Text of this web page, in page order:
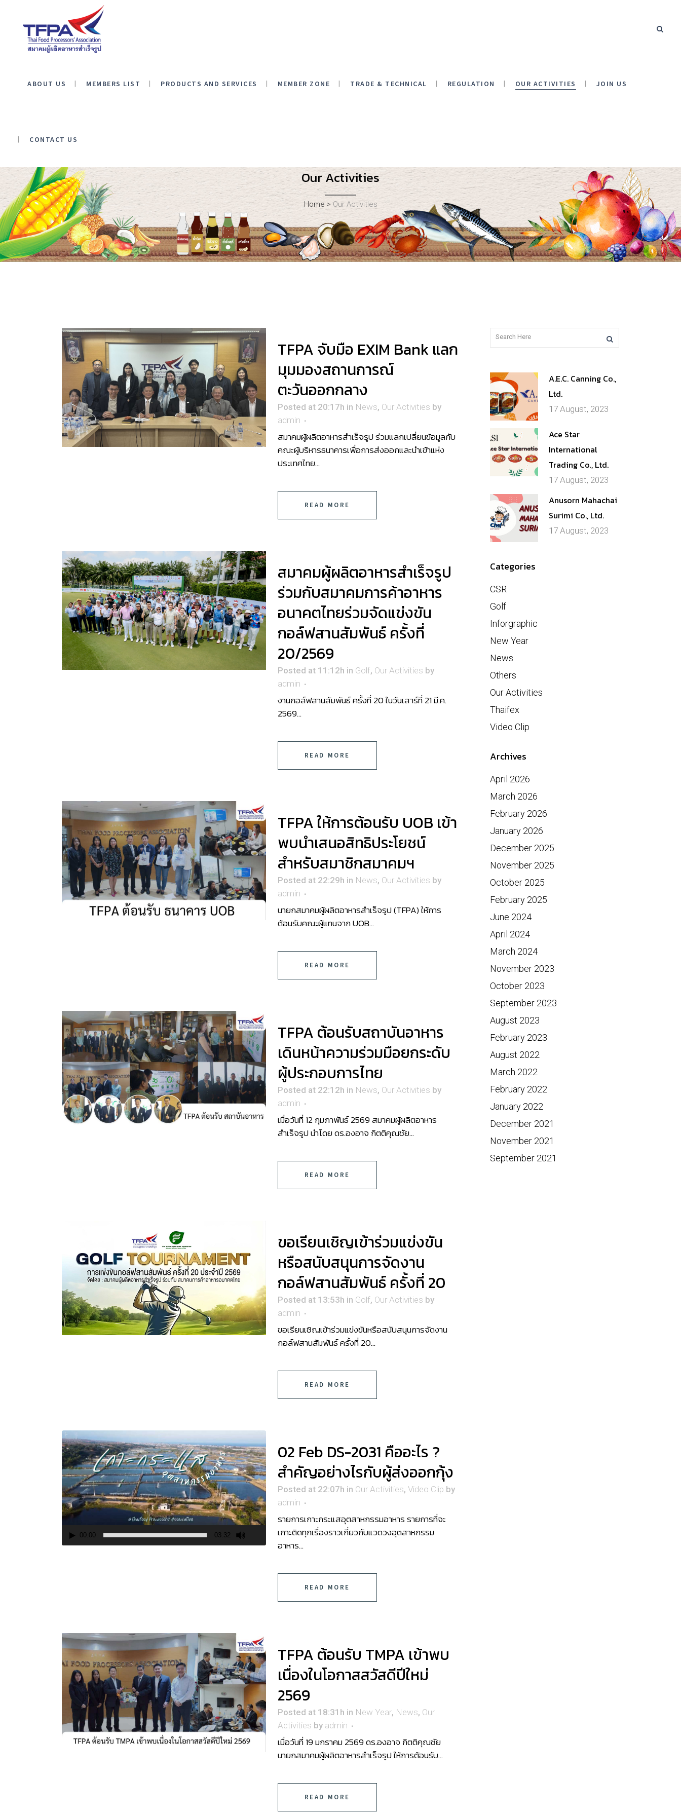
ABOUT US MEMBERS LIST PRODUCTS AND SERVICES MEMBER ZONE TRADE & TECHNICAL REGULATION OUR ACTIVITIES JOIN US
CONTACT US
Our Activities
Home > Our Activities
TFPA จับมือ EXIM Bank แลก
มุมมองสถานการณ์
ตะวันออกกลาง
Posted at 20:17h in News, Our Activities by
admin
สมาคมผู้ผลิตอาหารสำเร็จรูป ร่วมแลกเปลี่ยนข้อมูลกับ
คณะผู้บริหารธนาคารเพื่อการส่งออกและนำเข้าแห่ง
ประเทศไทย...
READ MORE
สมาคมผู้ผลิตอาหารสำเร็จรูป
ร่วมกับสมาคมการค้าอาหาร
อนาคตไทยร่วมจัดแข่งขัน
กอล์ฟสานสัมพันธ์ ครั้งที่
20/2569
Posted at 11:12h in Golf, Our Activities by
admin
งานกอล์ฟสานสัมพันธ์ ครั้งที่ 20 ในวันเสาร์ที่ 21 มี.ค.
2569...
READ MORE
TFPA ให้การต้อนรับ UOB เข้า
พบนำเสนอสิทธิประโยชน์
สำหรับสมาชิกสมาคมฯ
Posted at 22:29h in News, Our Activities by
admin
นายกสมาคมผู้ผลิตอาหารสำเร็จรูป (TFPA) ให้การ
ต้อนรับคณะผู้แทนจาก UOB...
READ MORE
TFPA ต้อนรับสถาบันอาหาร
เดินหน้าความร่วมมือยกระดับ
ผู้ประกอบการไทย
Posted at 22:12h in News, Our Activities by
admin
เมื่อวันที่ 12 กุมภาพันธ์ 2569 สมาคมผู้ผลิตอาหาร
สำเร็จรูป นำโดย ดร.องอาจ กิตติคุณชัย...
READ MORE
ขอเรียนเชิญเข้าร่วมแข่งขัน
หรือสนับสนุนการจัดงาน
กอล์ฟสานสัมพันธ์ ครั้งที่ 20
Posted at 13:53h in Golf, Our Activities by
admin
ขอเรียนเชิญเข้าร่วมแข่งขันหรือสนับสนุนการจัดงาน
กอล์ฟสานสัมพันธ์ ครั้งที่ 20...
READ MORE
Video
Player
00:00 03:32
02 Feb DS-2031 คืออะไร ?
สำคัญอย่างไรกับผู้ส่งออกกุ้ง
Posted at 22:07h in Our Activities, Video Clip by
admin
รายการเกาะกระแสอุตสาหกรรมอาหาร รายการที่จะ
เกาะติดทุกเรื่องราวเกี่ยวกับแวดวงอุตสาหกรรม
อาหาร...
READ MORE
TFPA ต้อนรับ TMPA เข้าพบ
เนื่องในโอกาสสวัสดีปีใหม่
2569
Posted at 18:31h in New Year, News, Our
Activities by admin
เมื่อวันที่ 19 มกราคม 2569 ดร.องอาจ กิตติคุณชัย
นายกสมาคมผู้ผลิตอาหารสำเร็จรูป ให้การต้อนรับ...
READ MORE
A.E.C. Canning Co.,
Ltd.
17 August, 2023
Ace Star
International
Trading Co., Ltd.
17 August, 2023
Anusorn Mahachai
Surimi Co., Ltd.
17 August, 2023
Categories
CSR
Golf
Inforgraphic
New Year
News
Others
Our Activities
Thaifex
Video Clip
Archives
April 2026
March 2026
February 2026
January 2026
December 2025
November 2025
October 2025
February 2025
June 2024
April 2024
March 2024
November 2023
October 2023
September 2023
August 2023
February 2023
August 2022
March 2022
February 2022
January 2022
December 2021
November 2021
September 2021